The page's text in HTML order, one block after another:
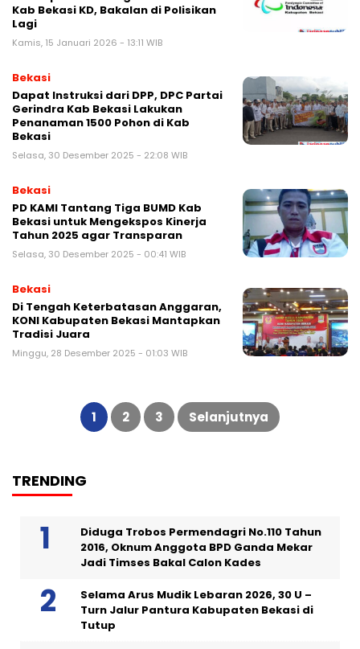
Kab Bekasi KD, Bakalan di Polisikan
Lagi
Kamis, 15 Januari 2026 - 13:11 WIB
Bekasi
Dapat Instruksi dari DPP, DPC Partai
Gerindra Kab Bekasi Lakukan
Penanaman 1500 Pohon di Kab
Bekasi
Selasa, 30 Desember 2025 - 22:08 WIB
Bekasi
PD KAMI Tantang Tiga BUMD Kab
Bekasi untuk Mengekspos Kinerja
Tahun 2025 agar Transparan
Selasa, 30 Desember 2025 - 00:41 WIB
Bekasi
Di Tengah Keterbatasan Anggaran,
KONI Kabupaten Bekasi Mantapkan
Tradisi Juara
Minggu, 28 Desember 2025 - 01:03 WIB
Paginasi
1 2 3 Selanjutnya
TRENDING
Diduga Trobos Permendagri No.110 Tahun
2016, Oknum Anggota BPD Ganda Mekar
Jadi Timses Bakal Calon Kades
Selama Arus Mudik Lebaran 2026, 30 U –
Turn Jalur Pantura Kabupaten Bekasi di
Tutup